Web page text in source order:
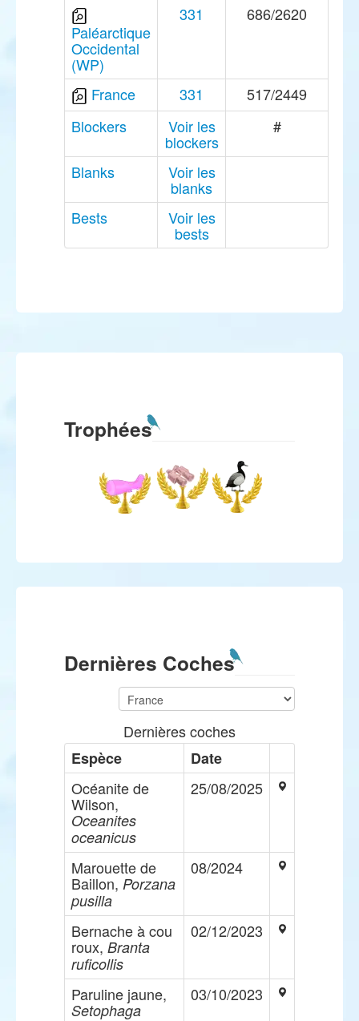
Paléarctique
Occidental
(WP)
331 686/2620
France 331
517/2449
Blockers
Voir les
blockers
#
Blanks Voir les
blanks
Bests
Voir les
bests
Trophées
Dernières Coches
Dernières coches
Espèce
Date
Océanite de
Wilson,
Oceanites
oceanicus
25/08/2025
Marouette de
Baillon, Porzana
pusilla
08/2024
Bernache à cou
roux, Branta
ruficollis
02/12/2023
Paruline jaune,
Setophaga
03/10/2023